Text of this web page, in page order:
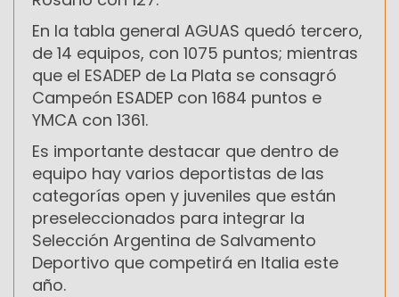
En la tabla general AGUAS quedó tercero,
de 14 equipos, con 1075 puntos; mientras
que el ESADEP de La Plata se consagró
Campeón ESADEP con 1684 puntos e
YMCA con 1361.
Es importante destacar que dentro de
equipo hay varios deportistas de las
categorías open y juveniles que están
preseleccionados para integrar la
Selección Argentina de Salvamento
Deportivo que competirá en Italia este
año.